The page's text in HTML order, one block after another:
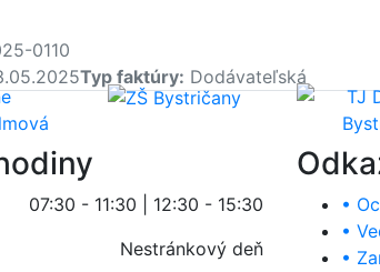
0110
Typ faktúry: Dodávateľská
07:30 - 11:30 | 12:30 - 15:30
Nestránkový deň
•
•
•